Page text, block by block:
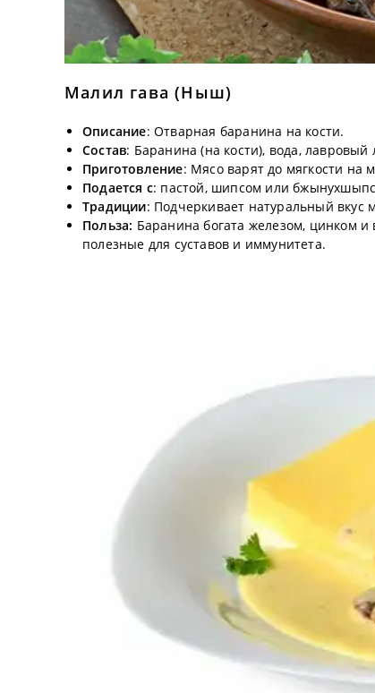
Малил гава (Ныш)
Описание: Отварная баранина на кости.
Состав: Баранина (на кости), вода, лавровый
Приготовление: Мясо варят до мягкости на
Подается с: пастой, шипсом или
Традиции: Подчеркивает натуральный вкус
Польза: Баранина богата железом, цинком
полезные для суставов и иммунитета.